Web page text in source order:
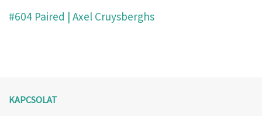
#604 Paired | Axel Cruysberghs
KAPCSOLAT